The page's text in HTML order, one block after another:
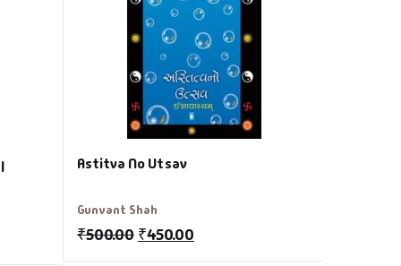
Astitva No Utsav
Gunvant Shah
₹500.00 ₹450.00